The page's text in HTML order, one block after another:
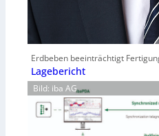
Erdbeben beeinträchtigt
Lagebericht
Bild: iba AG